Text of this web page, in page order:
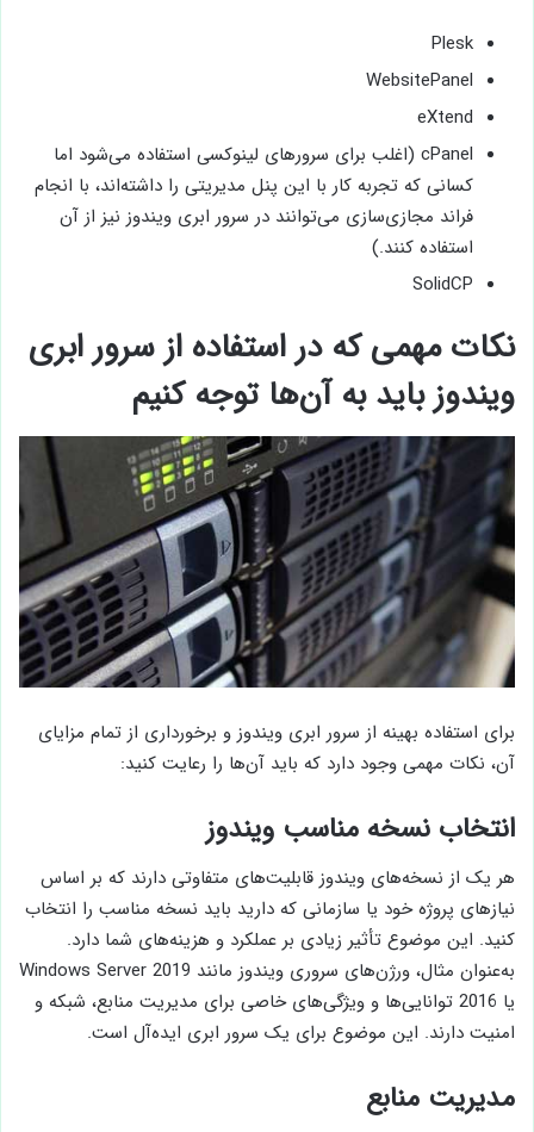
Plesk
WebsitePanel
eXtend
cPanel (اغلب برای سرورهای لینوکسی استفاده می‌شود اما
کسانی که تجربه کار با این پنل مدیریتی را داشته‌اند، با انجام
فراند مجازی‌سازی می‌توانند در سرور ابری ویندوز نیز از آن
استفاده کنند.)
SolidCP
نکات مهمی که در استفاده از سرور ابری
ویندوز باید به آن‌ها توجه کنیم
برای استفاده بهینه از سرور ابری ویندوز و برخورداری از تمام مزایای
آن، نکات مهمی وجود دارد که باید آن‌ها را رعایت کنید:
انتخاب نسخه مناسب ویندوز
هر یک از نسخه‌های ویندوز قابلیت‌های متفاوتی دارند که بر اساس
نیازهای پروژه خود یا سازمانی که دارید باید نسخه مناسب را انتخاب
کنید. این موضوع تأثیر زیادی بر عملکرد و هزینه‌های شما دارد.
به‌عنوان مثال، ورژن‌های سروری ویندوز مانند Windows Server 2019
یا 2016 توانایی‌ها و ویژگی‌های خاصی برای مدیریت منابع، شبکه و
امنیت دارند. این موضوع برای یک سرور ابری ایده‌آل است.
مدیریت منابع